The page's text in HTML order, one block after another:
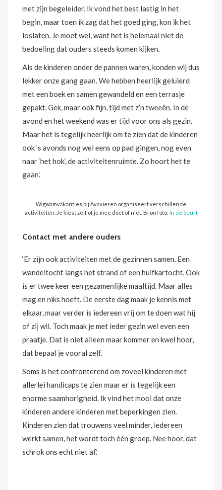
met zijn begeleider. Ik vond het best lastig in het
begin, maar toen ik zag dat het goed ging, kon ik het
loslaten. Je moet wel, want het is helemaal niet de
bedoeling dat ouders steeds komen kijken.
Als de kinderen onder de pannen waren, konden wij dus
lekker onze gang gaan. We hebben heerlijk geluierd
met een boek en samen gewandeld en een terrasje
gepakt. Gek, maar ook fijn, tijd met z’n tweeën. In de
avond en het weekend was er tijd voor ons als gezin.
Maar het is tegelijk heerlijk om te zien dat de kinderen
ook ’s avonds nog wel eens op pad gingen, nog even
naar ‘het hok’, de activiteitenruimte. Zo hoort het te
gaan.’
Wigwamvakanties bij Avavieren organiseert verschillende
activiteiten. Je kiest zelf of je mee doet of niet. Bron foto: In de buurt
Contact met andere ouders
‘Er zijn ook activiteiten met de gezinnen samen. Een
wandeltocht langs het strand of een huifkartocht. Ook
is er twee keer een gezamenlijke maaltijd. Maar alles
mag en niks hoeft. De eerste dag maak je kennis met
elkaar, maar verder is iedereen vrij om te doen wat hij
of zij wil. Toch maak je met ieder gezin wel even een
praatje. Dat is niet alleen maar kommer en kwel hoor,
dat bepaal je vooral zelf.
Soms is het confronterend om zoveel kinderen met
allerlei handicaps te zien maar er is tegelijk een
enorme saamhorigheid. Ik vind het mooi dat onze
kinderen andere kinderen met beperkingen zien.
Kinderen zien dat trouwens veel minder, iedereen
werkt samen, het wordt toch één groep. Nee hoor, dat
schrok ons echt niet af.’